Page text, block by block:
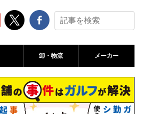
卸・物流 メーカー